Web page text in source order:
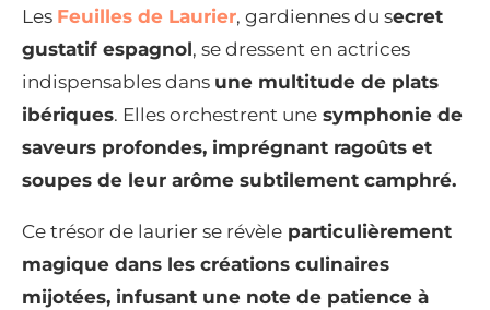
Les Feuilles de Laurier, gardiennes du secret
gustatif espagnol, se dressent en actrices
indispensables dans une multitude de plats
ibériques. Elles orchestrent une symphonie de
saveurs profondes, imprégnant ragoûts et
soupes de leur arôme subtilement camphré.
Ce trésor de laurier se révèle particulièrement
magique dans les créations culinaires
mijotées, infusant une note de patience à